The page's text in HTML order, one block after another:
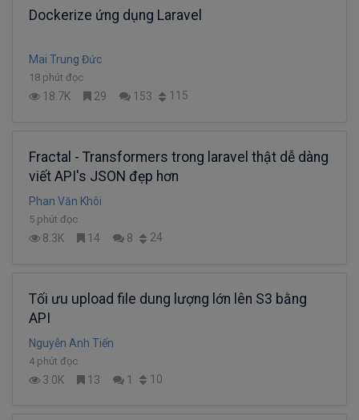
Dockerize ứng dụng Laravel
Mai Trung Đức
18 phút đọc
18.7K 29 153 115
Fractal - Transformers trong laravel thật dễ dàng
viết API's JSON đẹp hơn
Phan Văn Khôi
5 phút đọc
8.3K 14 8 24
Tối ưu upload file dung lượng lớn lên S3 bằng
API
Nguyễn Anh Tiến
4 phút đọc
3.0K 13 1 10